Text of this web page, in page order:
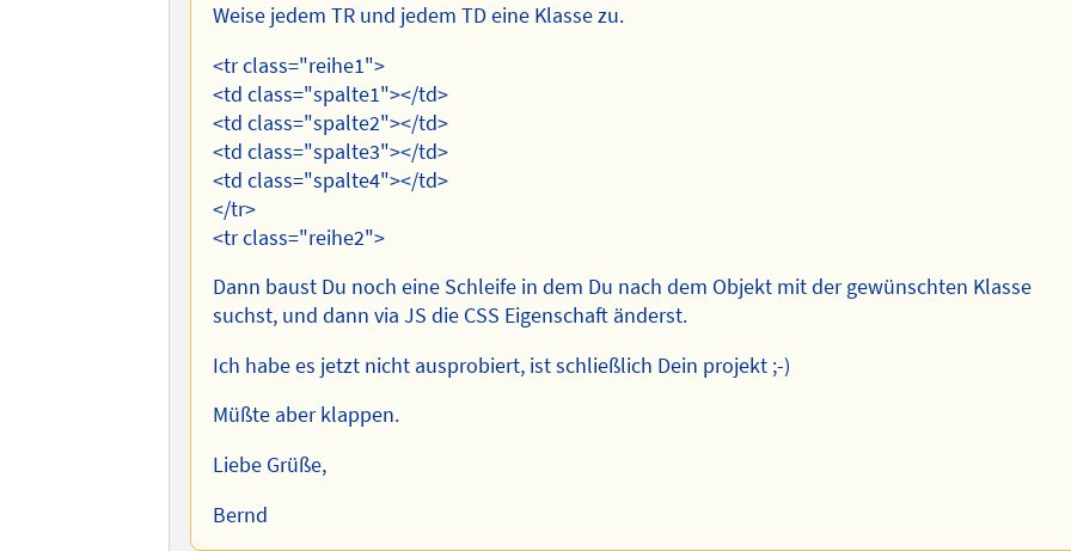
Weise jedem TR und jedem TD eine Klasse zu.
<tr class="reihe1">
<td class="spalte1"></td>
<td class="spalte2"></td>
<td class="spalte3"></td>
<td class="spalte4"></td>
</tr>
<tr class="reihe2">
Dann baust Du noch eine Schleife in dem Du nach dem Objekt mit der gewünschten Klasse
suchst, und dann via JS die CSS Eigenschaft änderst.
Ich habe es jetzt nicht ausprobiert, ist schließlich Dein projekt ;-)
Müßte aber klappen.
Liebe Grüße,
Bernd